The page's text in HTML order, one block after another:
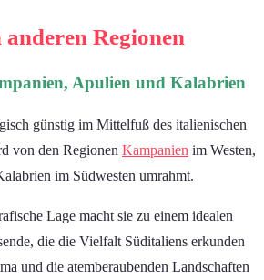
Regionen
Apulien und Kalabrien
günstig im Mittelfuß des italienischen
von den Regionen Kampanien im Westen,
im Südwesten umrahmt.
Lage macht sie zu einem idealen
die die Vielfalt Süditaliens erkunden
und die atemberaubenden Landschaften